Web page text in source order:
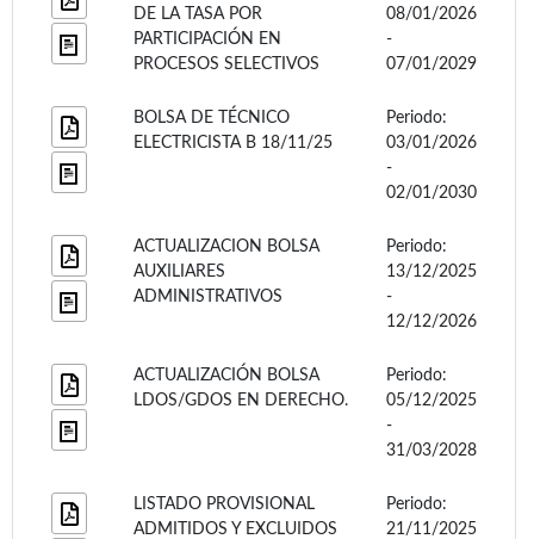
DE LA TASA POR
PARTICIPACIÓN EN
PROCESOS SELECTIVOS
08/01/2026
-
07/01/2029
BOLSA DE TÉCNICO
ELECTRICISTA B 18/11/25
Periodo:
03/01/2026
-
02/01/2030
ACTUALIZACION BOLSA
AUXILIARES
ADMINISTRATIVOS
Periodo:
13/12/2025
-
12/12/2026
ACTUALIZACIÓN BOLSA
LDOS/GDOS EN DERECHO.
Periodo:
05/12/2025
-
31/03/2028
LISTADO PROVISIONAL
ADMITIDOS Y EXCLUIDOS
Periodo:
21/11/2025